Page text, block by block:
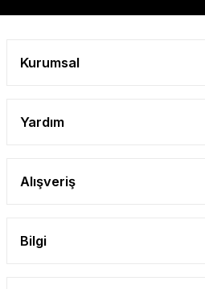
Kurumsal
Yardım
Alışveriş
Bilgi